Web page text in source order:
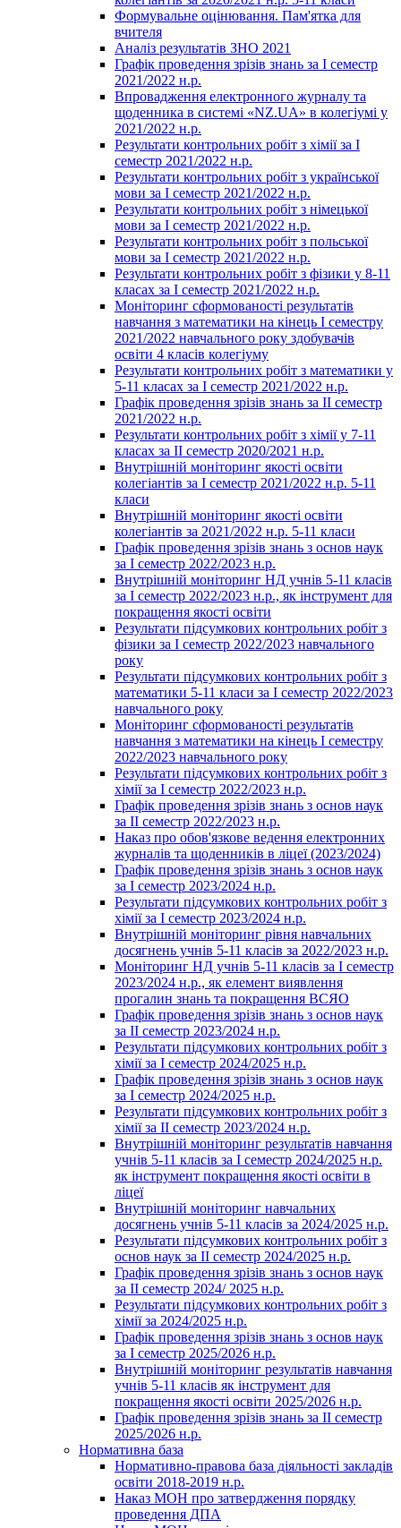
Формувальне оцінювання. Пам'ятка для
вчителя
Аналіз результатів ЗНО 2021
Графік проведення зрізів знань за І семестр
2021/2022 н.р.
Впровадження електронного журналу та
щоденника в системі «NZ.UA» в колегіумі у
2021/2022 н.р.
Результати контрольних робіт з хімії за І
семестр 2021/2022 н.р.
Результати контрольних робіт з української
мови за І семестр 2021/2022 н.р.
Результати контрольних робіт з німецької
мови за І семестр 2021/2022 н.р.
Результати контрольних робіт з польської
мови за І семестр 2021/2022 н.р.
Результати контрольних робіт з фізики у 8-11
класах за І семестр 2021/2022 н.р.
Моніторинг сформованості результатів
навчання з математики на кінець І семестру
2021/2022 навчального року здобувачів
освіти 4 класів колегіуму
Результати контрольних робіт з математики у
5-11 класах за І семестр 2021/2022 н.р.
Графік проведення зрізів знань за ІІ семестр
2021/2022 н.р.
Результати контрольних робіт з хімії у 7-11
класах за ІІ семестр 2020/2021 н.р.
Внутрішній моніторинг якості освіти
колегіантів за І семестр 2021/2022 н.р. 5-11
класи
Внутрішній моніторинг якості освіти
колегіантів за 2021/2022 н.р. 5-11 класи
Графік проведення зрізів знань з основ наук
за І семестр 2022/2023 н.р.
Внутрішній моніторинг НД учнів 5-11 класів
за І семестр 2022/2023 н.р., як інструмент для
покращення якості освіти
Результати підсумкових контрольних робіт з
фізики за І семестр 2022/2023 навчального
року
Результати підсумкових контрольних робіт з
математики 5-11 класи за І семестр 2022/2023
навчального року
Моніторинг сформованості результатів
навчання з математики на кінець І семестру
2022/2023 навчального року
Результати підсумкових контрольних робіт з
хімії за І семестр 2022/2023 н.р.
Графік проведення зрізів знань з основ наук
за ІІ семестр 2022/2023 н.р.
Наказ про обов'язкове ведення електронних
журналів та щоденників в ліцеї (2023/2024)
Графік проведення зрізів знань з основ наук
за І семестр 2023/2024 н.р.
Результати підсумкових контрольних робіт з
хімії за І семестр 2023/2024 н.р.
Внутрішній моніторинг рівня навчальних
досягнень учнів 5-11 класів за 2022/2023 н.р.
Моніторинг НД учнів 5-11 класів за І семестр
2023/2024 н.р., як елемент виявлення
прогалин знань та покращення ВСЯО
Графік проведення зрізів знань з основ наук
за ІІ семестр 2023/2024 н.р.
Результати підсумкових контрольних робіт з
хімії за І семестр 2024/2025 н.р.
Графік проведення зрізів знань з основ наук
за І семестр 2024/2025 н.р.
Результати підсумкових контрольних робіт з
хімії за ІІ семестр 2023/2024 н.р.
Внутрішній моніторинг результатів навчання
учнів 5-11 класів за І семестр 2024/2025 н.р.
як інструмент покращення якості освіти в
ліцеї
Внутрішній моніторинг навчальних
досягнень учнів 5-11 класів за 2024/2025 н.р.
Результати підсумкових контрольних робіт з
основ наук за ІІ семестр 2024/2025 н.р.
Графік проведення зрізів знань з основ наук
за ІІ семестр 2024/ 2025 н.р.
Результати підсумкових контрольних робіт з
хімії за 2024/2025 н.р.
Графік проведення зрізів знань з основ наук
за І семестр 2025/2026 н.р.
Внутрішній моніторинг результатів навчання
учнів 5-11 класів як інструмент для
покращення якості освіти 2025/2026 н.р.
Графік проведення зрізів знань за ІІ семестр
2025/2026 н.р.
Нормативна база
Нормативно-правова база діяльності закладів
освіти 2018-2019 н.р.
Наказ МОН про затвердження порядку
проведення ДПА